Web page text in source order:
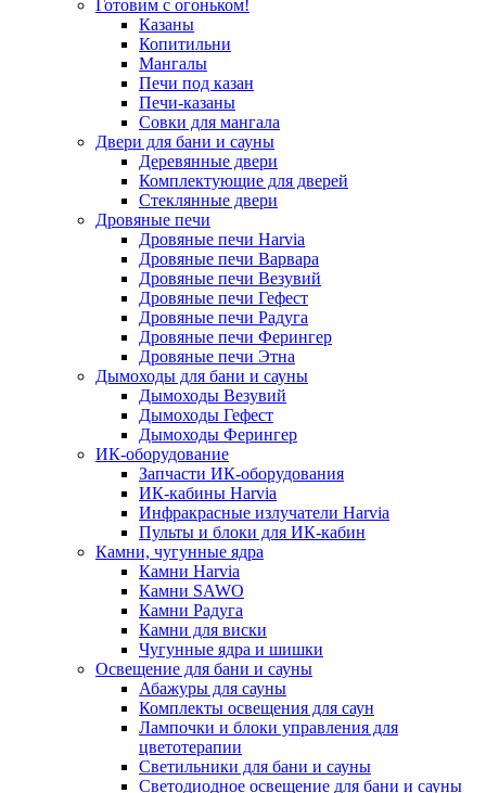
Готовим с огоньком!
Казаны
Копитильни
Мангалы
Печи под казан
Печи-казаны
Совки для мангала
Двери для бани и сауны
Деревянные двери
Комплектующие для дверей
Стеклянные двери
Дровяные печи
Дровяные печи Harvia
Дровяные печи Варвара
Дровяные печи Везувий
Дровяные печи Гефест
Дровяные печи Радуга
Дровяные печи Ферингер
Дровяные печи Этна
Дымоходы для бани и сауны
Дымоходы Везувий
Дымоходы Гефест
Дымоходы Ферингер
ИК-оборудование
Запчасти ИК-оборудования
ИК-кабины Harvia
Инфракрасные излучатели Harvia
Пульты и блоки для ИК-кабин
Камни, чугунные ядра
Камни Harvia
Камни SAWO
Камни Радуга
Камни для виски
Чугунные ядра и шишки
Освещение для бани и сауны
Абажуры для сауны
Комплекты освещения для саун
Лампочки и блоки управления для
цветотерапии
Светильники для бани и сауны
Светодиодное освещение для бани и сауны